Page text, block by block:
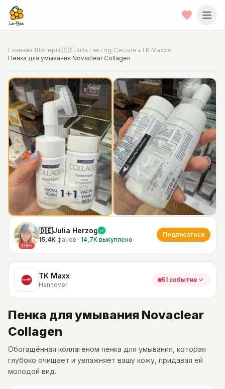
Главная/Шоперы/🇩🇪Julia Herzog/Сессия «TK Maxx»/
Пенка для умывания Novaclear Collagen
📍Фото от шопера ·Hannover
LIVE
🇩🇪Julia Herzog
15,4K фанов · 14,7K выкуплено
Подписаться
TK Maxx
Hannover
51 событие
Пенка для умывания Novaclear
Collagen
Обогащённая коллагеном пенка для умывания, которая
глубоко очищает и увлажняет вашу кожу, придавая ей
молодой вид.